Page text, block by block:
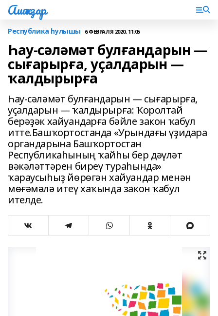
Ашҡаҙар
Республика һулышы 6 ФЕВРАЛЯ 2020, 11:05
Һау-сәләмәт булғандарын —
сығарырға, уҫалдарын —
ҡалдырырға
Һау-сәләмәт булғандарын — сығарырға,
уҫалдарын — ҡалдырырға: Ҡоролтай
берәҙәк хайуандарға бәйле закон ҡабул
итте.Башҡортостанда «Урындағы үҙидара
органдарына Башҡортостан
Республикаһының ҡайһы бер дәүләт
вәкәләттәрен биреү тураһында»
ҡараусыһыҙ йөрөгән хайуандар менән
мөғәмәлә итеү хаҡында закон ҡабул
ителде.